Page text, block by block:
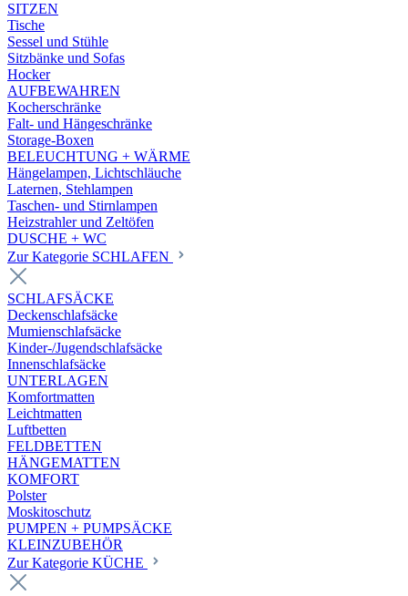
SITZEN
Tische
Sessel und Stühle
Sitzbänke und Sofas
Hocker
AUFBEWAHREN
Kocherschränke
Falt- und Hängeschränke
Storage-Boxen
BELEUCHTUNG + WÄRME
Hängelampen, Lichtschläuche
Laternen, Stehlampen
Taschen- und Stirnlampen
Heizstrahler und Zeltöfen
DUSCHE + WC
Zur Kategorie SCHLAFEN
SCHLAFSÄCKE
Deckenschlafsäcke
Mumienschlafsäcke
Kinder-/Jugendschlafsäcke
Innenschlafsäcke
UNTERLAGEN
Komfortmatten
Leichtmatten
Luftbetten
FELDBETTEN
HÄNGEMATTEN
KOMFORT
Polster
Moskitoschutz
PUMPEN + PUMPSÄCKE
KLEINZUBEHÖR
Zur Kategorie KÜCHE